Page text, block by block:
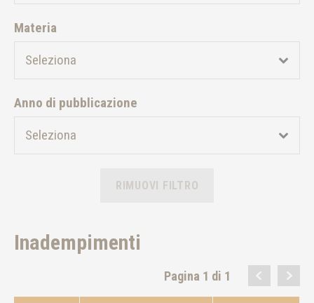
Materia
Anno di pubblicazione
RIMUOVI FILTRO
Inadempimenti
Pagina 1 di 1